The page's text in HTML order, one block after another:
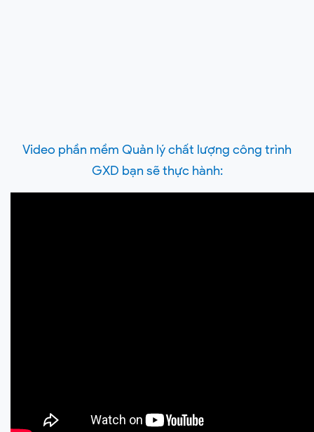
Video phần mềm Quản lý chất lượng công trình
GXD bạn sẽ thực hành: